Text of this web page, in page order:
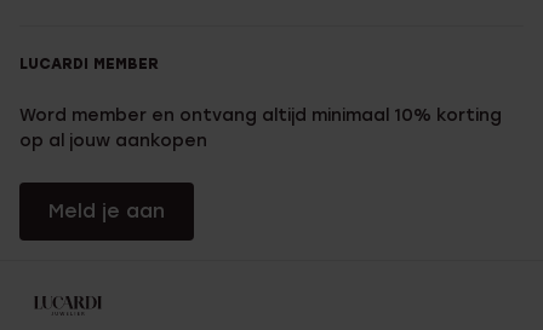
LUCARDI MEMBER
Word member en ontvang altijd minimaal 10% korting
op al jouw aankopen
Meld je aan